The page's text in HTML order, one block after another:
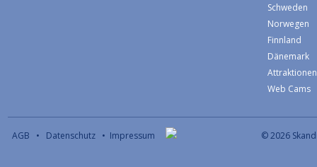
Schweden
Norwegen
Finnland
Dänemark
Attraktionen
Web Cams
© 2026
AGB • Datenschutz • Impressum